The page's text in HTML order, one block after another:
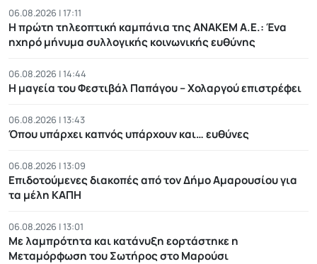
06.08.2026 | 17:11
Η πρώτη τηλεοπτική καμπάνια της ΑΝΑΚΕΜ Α.Ε.: Ένα
ηχηρό μήνυμα συλλογικής κοινωνικής ευθύνης
06.08.2026 | 14:44
Η μαγεία του Φεστιβάλ Παπάγου – Χολαργού επιστρέφει
06.08.2026 | 13:43
Όπου υπάρχει καπνός υπάρχουν και… ευθύνες
06.08.2026 | 13:09
Επιδοτούμενες διακοπές από τον Δήμο Αμαρουσίου για
τα μέλη ΚΑΠΗ
06.08.2026 | 13:01
Με λαμπρότητα και κατάνυξη εορτάστηκε η
Μεταμόρφωση του Σωτήρος στο Μαρούσι